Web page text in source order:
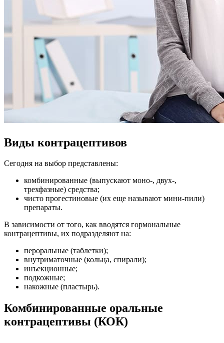
Виды контрацептивов
Сегодня на выбор представлены:
комбинированные (выпускают моно-, двух-,
трехфазные) средства;
чисто прогестиновые (их еще называют мини-пили)
препараты.
В зависимости от того, как вводятся гормональные
контрацептивы, их подразделяют на:
пероральные (таблетки);
внутриматочные (кольца, спирали);
инъекционные;
подкожные;
накожные (пластырь).
Комбинированные оральные
контрацептивы (КОК)